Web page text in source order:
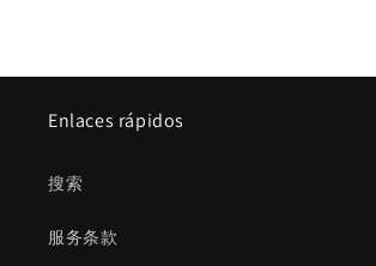
Enlaces rápidos
搜索
服务条款